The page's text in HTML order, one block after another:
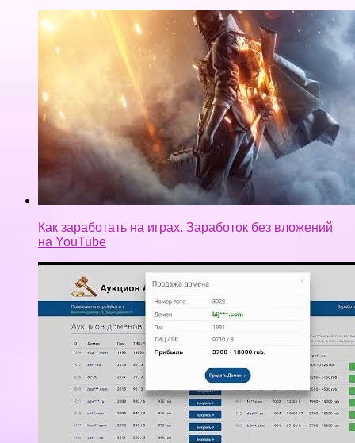
Как заработать на играх. Заработок без вложений
на YouTube